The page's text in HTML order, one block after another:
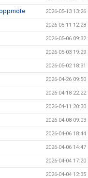
2026-05-13 13:26
2026-05-11 12:28
2026-05-06 09:32
2026-05-03 19:29
2026-05-02 18:31
2026-04-26 09:50
2026-04-18 22:22
2026-04-11 20:30
2026-04-08 09:03
2026-04-06 18:44
2026-04-06 14:47
2026-04-04 17:20
2026-04-04 12:35